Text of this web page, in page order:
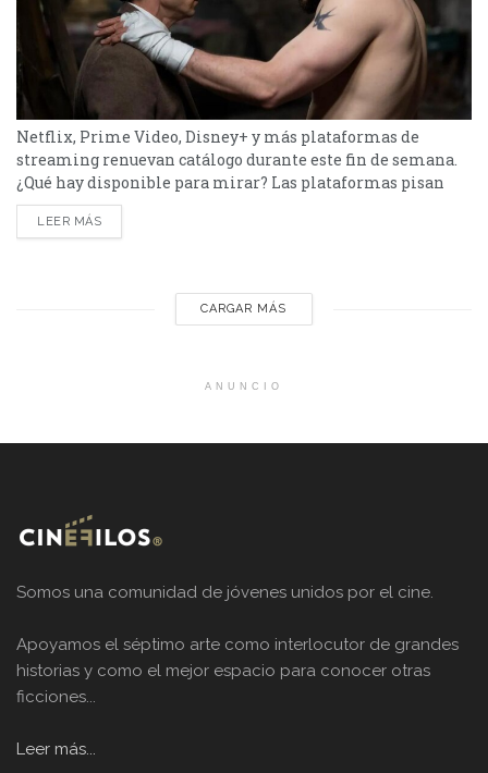
Netflix, Prime Video, Disney+ y más plataformas de
streaming renuevan catálogo durante este fin de semana.
¿Qué hay disponible para mirar? Las plataformas pisan
fuerte con una batería de lanzamientos que combinan
producciones locales y adaptaciones ambiciosas. De Netflix
LEER MÁS
CARGAR MÁS
ANUNCIO
Somos una comunidad de jóvenes unidos por el cine.
Apoyamos el séptimo arte como interlocutor de grandes
historias y como el mejor espacio para conocer otras
ficciones...
Leer más...